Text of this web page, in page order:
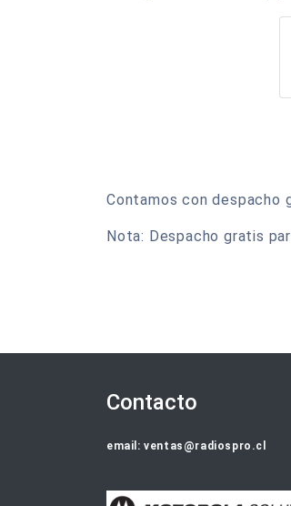
Contamos con despacho
Nota: Despacho gratis
Contacto
email: ventas@radiospro.cl